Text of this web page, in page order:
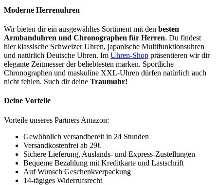
Moderne Herrenuhren
Wir bieten dir ein ausgewähltes Sortiment mit den besten
Armbanduhren und Chronographen für Herren. Du findest
hier klassische Schweizer Uhren, japanische Multifunktionsuhren
und natürlich Deutsche Uhren. Im Uhren-Shop präsentieren wir dir
elegante Zeitmesser der beliebtesten marken. Sportliche
Chronographen und maskuline XXL-Uhren dürfen natürlich auch
nicht fehlen. Such dir deine Traumuhr!
Deine Vorteile
Vorteile unseres Partners Amazon:
Gewöhnlich versandbereit in 24 Stunden
Versandkostenfrei ab 29€
Sichere Lieferung, Auslands- und Express-Zustellungen
Bequeme Bezahlung mit Kreditkarte und Lastschrift
Auf Wunsch Geschenkverpackung
14-tägiges Widerrufsrecht